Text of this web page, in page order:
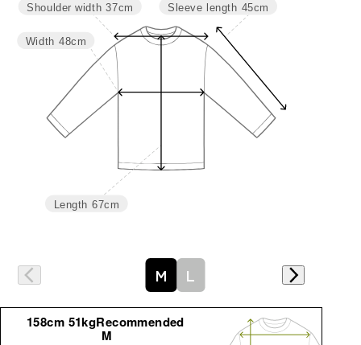
Sleeve length 45cm
Length 67cm
Width 48cm
Shoulder width 37cm
M L
158cm 51kgRecommended
M